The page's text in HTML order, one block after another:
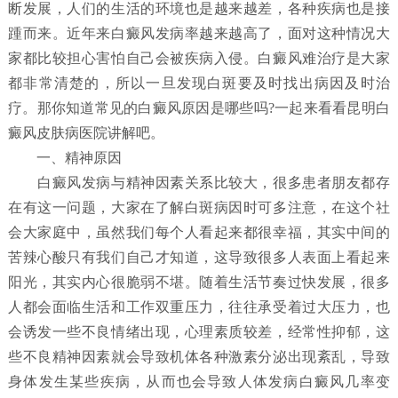
断发展，人们的生活的环境也是越来越差，各种疾病也是接
踵而来。近年来白癜风发病率越来越高了，面对这种情况大
家都比较担心害怕自己会被疾病入侵。白癜风难治疗是大家
都非常清楚的，所以一旦发现白斑要及时找出病因及时治
疗。那你知道常见的白癜风原因是哪些吗?一起来看看昆明白
癜风皮肤病医院讲解吧。
一、精神原因
白癜风发病与精神因素关系比较大，很多患者朋友都存
在有这一问题，大家在了解白斑病因时可多注意，在这个社
会大家庭中，虽然我们每个人看起来都很幸福，其实中间的
苦辣心酸只有我们自己才知道，这导致很多人表面上看起来
阳光，其实内心很脆弱不堪。随着生活节奏过快发展，很多
人都会面临生活和工作双重压力，往往承受着过大压力，也
会诱发一些不良情绪出现，心理素质较差，经常性抑郁，这
些不良精神因素就会导致机体各种激素分泌出现紊乱，导致
身体发生某些疾病，从而也会导致人体发病白癜风几率变